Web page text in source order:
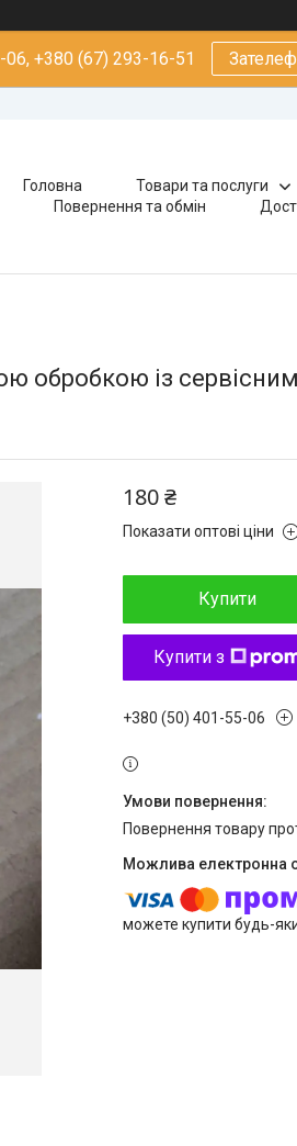
+380 (67) 293-16-51
Головна Товари та послуги
Повернення та обмін
обробкою із
180 ₴
Показати оптові ціни
Купити
Купити з
+380 (50) 401-55-06
повернення товару
можете купити будь-